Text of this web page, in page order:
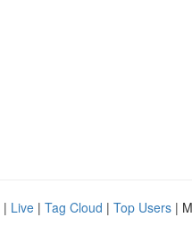
| Live | Tag Cloud | Top Users |